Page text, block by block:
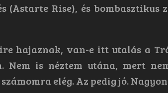
(Astarte Rise), és
hajaznak, van-e itt utalás a
Nem is néztem utána, mert
elég. Az pedig jó.